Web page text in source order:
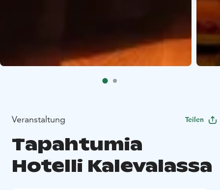
Veranstaltung Teilen
Tapahtumia
Hotelli Kalevalassa